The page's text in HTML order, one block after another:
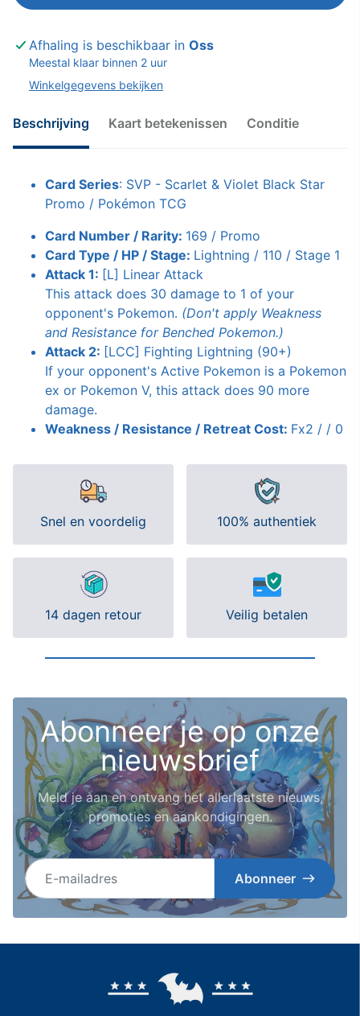
Afhaling is beschikbaar in Oss
Meestal klaar binnen 2 uur
Winkelgegevens bekijken
Beschrijving Kaart betekenissen Conditie
Card Series: SVP - Scarlet & Violet Black Star
Promo / Pokémon TCG
Card Number / Rarity: 169 / Promo
Card Type / HP / Stage: Lightning / 110 / Stage 1
Attack 1: [L] Linear Attack
This attack does 30 damage to 1 of your
opponent's Pokemon. (Don't apply Weakness
and Resistance for Benched Pokemon.)
Attack 2: [LCC] Fighting Lightning (90+)
If your opponent's Active Pokemon is a Pokemon
ex or Pokemon V, this attack does 90 more
damage.
Weakness / Resistance / Retreat Cost: Fx2 / / 0
Snel en voordelig 100% authentiek
14 dagen retour Veilig betalen
Abonneer je op onze
nieuwsbrief
Meld je aan en ontvang het allerlaatste nieuws,
promoties en aankondigingen.
E-mailadres
Abonneer